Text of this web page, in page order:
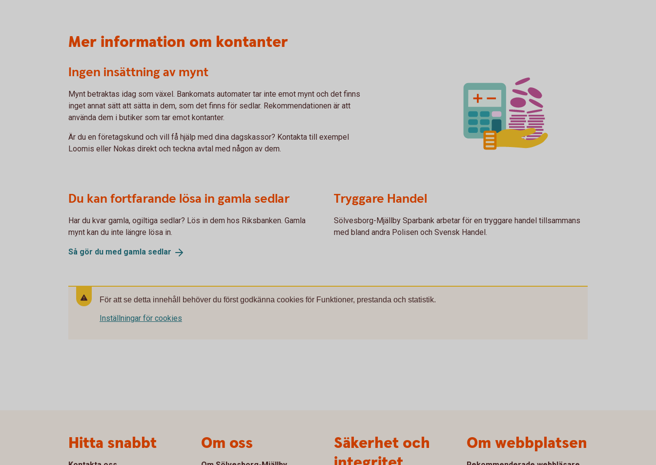
Mer information om kontanter
Ingen insättning av mynt
Mynt betraktas idag som växel. Bankomats automater tar inte emot mynt och det finns
inget annat sätt att sätta in dem, som det finns för sedlar. Rekommendationen är att
använda dem i butiker som tar emot kontanter.
Är du en företagskund och vill få hjälp med dina dagskassor? Kontakta till exempel
Loomis eller Nokas direkt och teckna avtal med någon av dem.
Du kan fortfarande lösa in gamla sedlar
Har du kvar gamla, ogiltiga sedlar? Lös in dem hos Riksbanken. Gamla
mynt kan du inte längre lösa in.
Så gör du med gamla sedlar
Tryggare Handel
Sölvesborg-Mjällby Sparbank arbetar för en tryggare handel tillsammans
med bland andra Polisen och Svensk Handel.
För att se detta innehåll behöver du först godkänna cookies för Funktioner, prestanda och statistik.
Inställningar för cookies
Hitta snabbt Om oss
Säkerhet och
Om webbplatsen